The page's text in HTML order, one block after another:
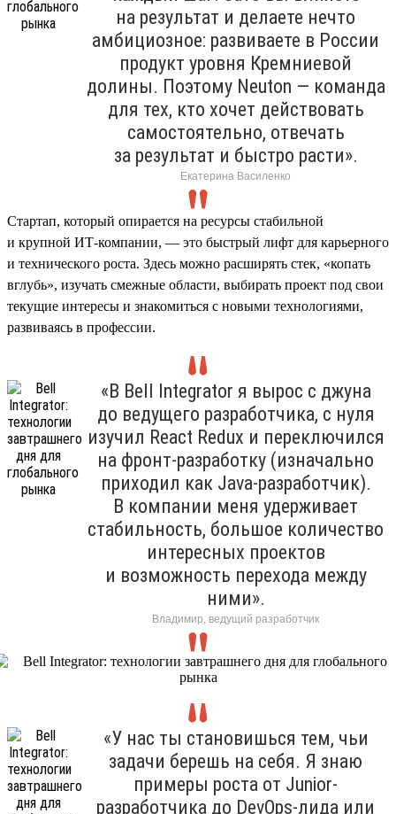
на результат и делаете нечто
амбициозное: развиваете в России
продукт уровня Кремниевой
долины. Поэтому Neuton — команда
для тех, кто хочет действовать
самостоятельно, отвечать
за результат и быстро расти».
Екатерина Василенко
Стартап, который опирается на ресурсы стабильной
и крупной ИТ-компании, — это быстрый лифт для карьерного
и технического роста. Здесь можно расширять стек, «копать
вглубь», изучать смежные области, выбирать проект под свои
текущие интересы и знакомиться с новыми технологиями,
развиваясь в профессии.
«В Bell Integrator я вырос с джуна
до ведущего разработчика, с нуля
изучил React Redux и переключился
на фронт-разработку (изначально
приходил как Java-разработчик).
В компании меня удерживает
стабильность, большое количество
интересных проектов
и возможность перехода между
ними».
Владимир, ведущий разработчик
«У нас ты становишься тем, чьи
задачи берешь на себя. Я знаю
примеры роста от Junior-
разработчика до DevOps-лида или